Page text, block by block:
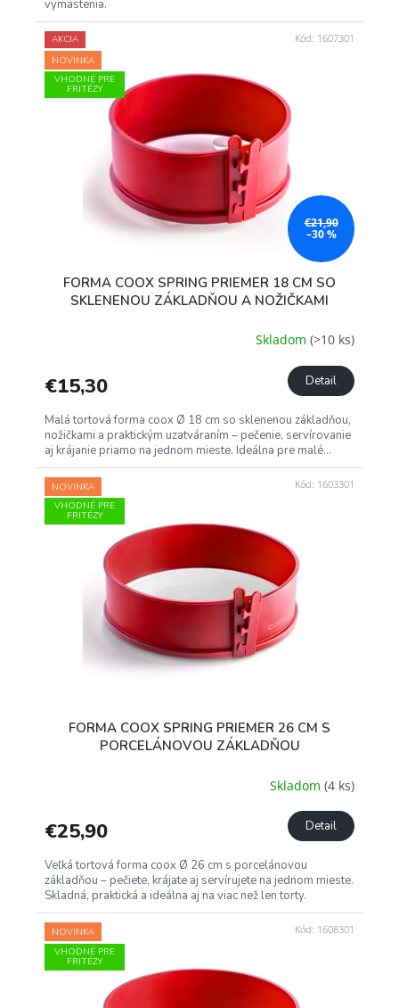
vymastenia.
AKCIA
NOVINKA
VHODNÉ PRE
FRITÉZY
€21,90
–30 %
FORMA COOX SPRING PRIEMER 18 CM SO
SKLENENOU ZÁKLADŇOU A NOŽIČKAMI
Skladom (>10 ks)
€15,30 Detail
Malá tortová forma coox Ø 18 cm so sklenenou základňou,
nožičkami a praktickým uzatváraním – pečenie, servírovanie
aj krájanie priamo na jednom mieste. Ideálna pre malé...
Kód: 1607301
NOVINKA
VHODNÉ PRE
FRITÉZY
FORMA COOX SPRING PRIEMER 26 CM S
PORCELÁNOVOU ZÁKLADŇOU
Skladom (4 ks)
€25,90 Detail
Veľká tortová forma coox Ø 26 cm s porcelánovou
základňou – pečiete, krájate aj servírujete na jednom mieste.
Skladná, praktická a ideálna aj na viac než len torty.
Kód: 1603301
NOVINKA
VHODNÉ PRE
FRITÉZY
Kód: 1608301